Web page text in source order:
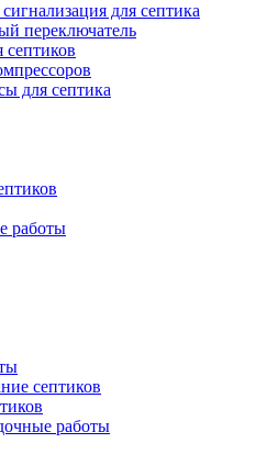
для септика
переключатель
для септика
работы
септиков
работы